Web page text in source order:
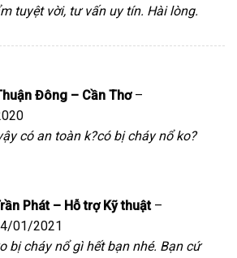
tuyệt vời, tư vấn uy tín. Hài lòng.
Đông – Cần Thơ –
có an toàn k?có bị cháy nổ ko?
Phát – Hỗ trợ Kỹ thuật –
01/2021
bị cháy nổ gì hết bạn nhé. Bạn cứ